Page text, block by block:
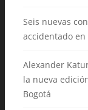
Seis nuevas
accidentado en
Alexander
la nueva
Bogotá